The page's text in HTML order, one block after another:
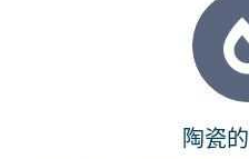
陶瓷